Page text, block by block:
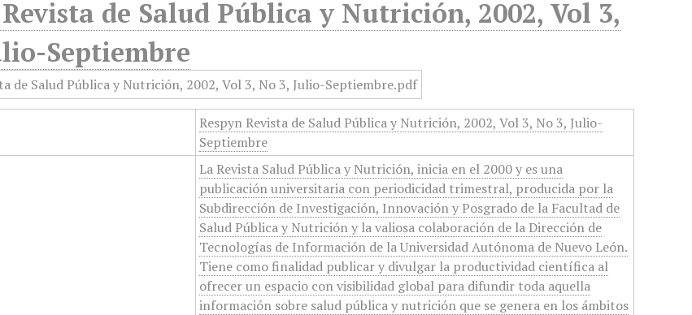
de Salud Pública y Nutrición, 2002, Vol 3,
Septiembre
Respyn Revista de Salud Pública y Nutrición, 2002, Vol 3, No 3, Julio-
Septiembre
La Revista Salud Pública y Nutrición, inicia en el 2000 y es una
publicación universitaria con periodicidad trimestral, producida por la
Subdirección de Investigación, Innovación y Posgrado de la Facultad de
Salud Pública y Nutrición y la valiosa colaboración de la Dirección de
Tecnologías de Información de la Universidad Autónoma de Nuevo León.
Tiene como finalidad publicar y divulgar la productividad científica al
ofrecer un espacio con visibilidad global para difundir toda aquella
información sobre salud pública y nutrición que se genera en los ámbitos